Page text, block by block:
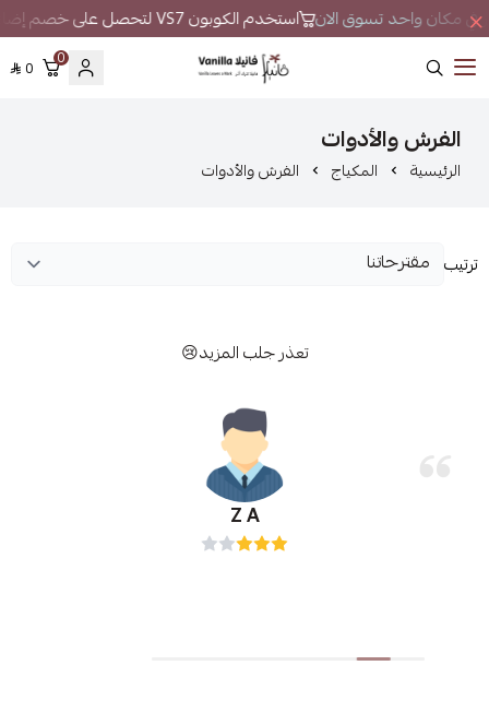
في مكان واحد تسوق الان استخدم الكوبون VS7 لتحصل على خصم إضافي
فانيلا
0
0
الفرش والأدوات
الرئيسية المكياج الفرش والأدوات
ترتيب
تعذر جلب المزيد😢
Z A